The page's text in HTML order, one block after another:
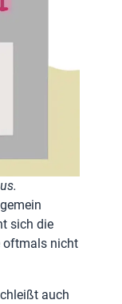
sich die
oftmals nicht
auch